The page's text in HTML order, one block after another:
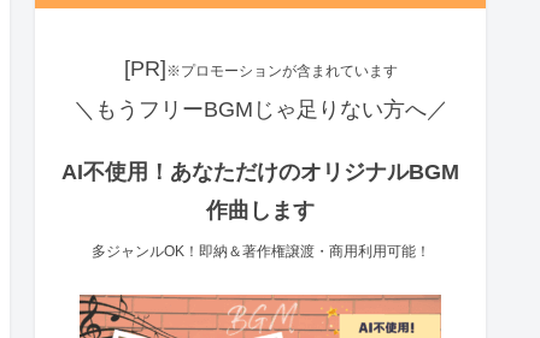
[PR] ※プロモーションが含まれています
＼もうフリーBGMじゃ足りない方へ／
AI不使用！あなただけのオリジナルBGM
作曲します
多ジャンルOK！即納＆著作権譲渡・商用利用可能！